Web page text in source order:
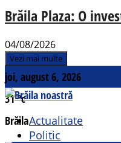
Brăila Plaza: O
04/08/2026
Vezi mai multe
joi, august 6, 2026
31°c
BrăilaActualitate
Politic